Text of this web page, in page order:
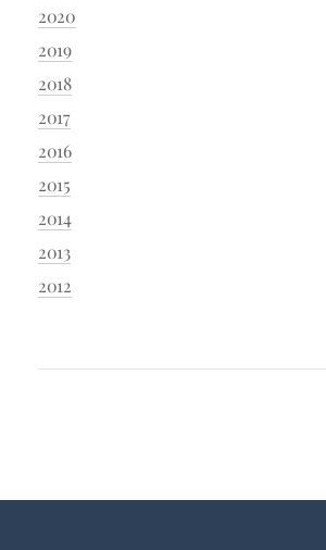
2020
2019
2018
2017
2016
2015
2014
2013
2012